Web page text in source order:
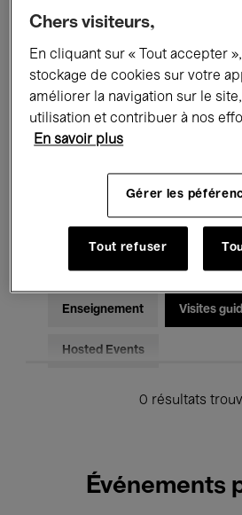
Expositions Films
Rencontres & Débats
Musique électronique
Pour tous Kids’ Palace
Enseignement Visites
Hosted Events
0 résultats
Événements
Chers visiteurs,
En cliquant sur « Tout accepter
stockage de cookies sur votre
améliorer la navigation sur le
utilisation et contribuer à nos
En savoir plus
Gérer les
Tout refuser